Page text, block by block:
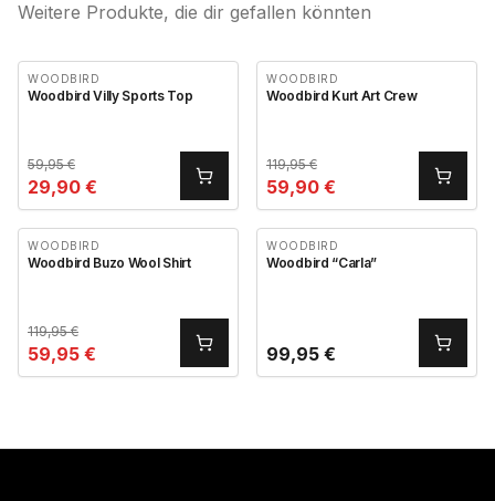
Weitere Produkte, die dir gefallen könnten
WOODBIRD
Woodbird Villy Sports Top
59,95€
29,90 €
WOODBIRD
Woodbird Kurt Art Crew
119,95€
59,90 €
WOODBIRD
Woodbird Buzo Wool Shirt
119,95€
59,95 €
WOODBIRD
Woodbird “Carla”
99,95 €